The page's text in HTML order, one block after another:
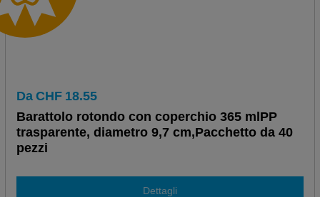
Da CHF 18.55
Barattolo rotondo con coperchio 365 mlPP
trasparente, diametro 9,7 cm,Pacchetto da 40
pezzi
Dettagli